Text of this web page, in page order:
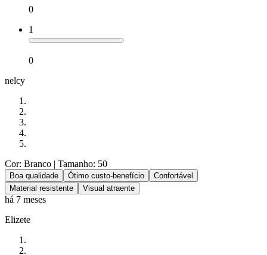
0
1
0
nelcy
Cor: Branco | Tamanho: 50
Boa qualidade Ótimo custo-benefício
Confortável
Material resistente
Visual atraente
há 7 meses
Elizete